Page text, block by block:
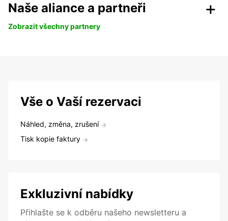
Naše aliance a partneři
Zobrazit všechny partnery
Vše o Vaší rezervaci
Náhled, změna, zrušení
Tisk kopie faktury
Exkluzivní nabídky
Přihlašte se k odběru našeho newsletteru a